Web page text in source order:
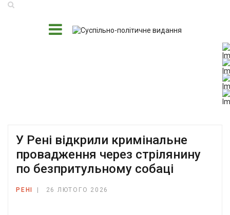
У Рені відкрили кримінальне
провадження через стрілянину
по безпритульному собаці
РЕНІ 26 ЛЮТОГО 2026